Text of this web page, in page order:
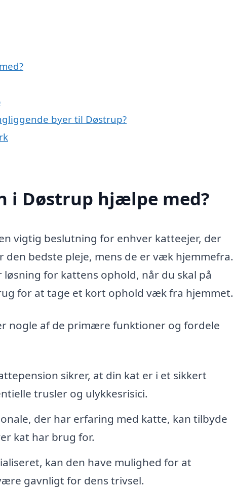
byer til Døstrup?
i Døstrup hjælpe med?
vigtig beslutning for enhver katteejer, der
bedste pleje, mens de er væk hjemmefra.
for kattens ophold, når du skal på
for at tage et kort ophold væk fra hjemmet.
nogle af de primære funktioner og fordele
sikrer, at din kat er i et sikkert
trusler og ulykkesrisici.
der har erfaring med katte, kan tilbyde
kat har brug for.
kan den have mulighed for at
gavnligt for dens trivsel.